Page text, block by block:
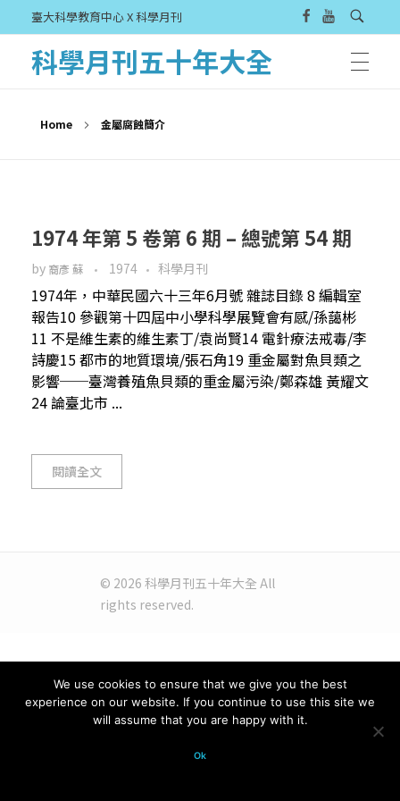
臺大科學教育中心 X 科學月刊
科學月刊五十年大全
Home 金屬腐蝕簡介
1974 年第 5 卷第 6 期 – 總號第 54 期
by 裔彥 蘇 1974 科學月刊
1974年，中華民國六十三年6月號 雜誌目錄 8 編輯室
報告10 參觀第十四屆中小學科學展覽會有感/孫藹彬
11 不是維生素的維生素丁/袁尚賢14 電針療法戒毒/李
詩慶15 都市的地質環境/張石角19 重金屬對魚貝類之
影響──臺灣養殖魚貝類的重金屬污染/鄭森雄 黃耀文
24 論臺北市 ...
閱讀全文
© 2026 科學月刊五十年大全 All
rights reserved.
We use cookies to ensure that we give you the best
experience on our website. If you continue to use this site we
will assume that you are happy with it.
Ok